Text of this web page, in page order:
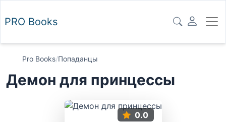
PRO Books
Pro Books/Попаданцы
Демон для принцессы
0.0